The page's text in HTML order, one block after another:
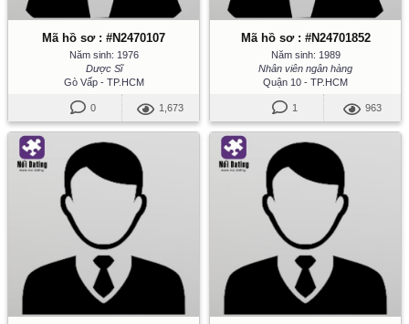
Mã hồ sơ : #N2470107
Năm sinh: 1976
Dược Sĩ
Gò Vấp - TP.HCM
0 1,673
Mã hồ sơ : #N24701852
Năm sinh: 1989
Nhân viên ngân hàng
Quận 10 - TP.HCM
1 963